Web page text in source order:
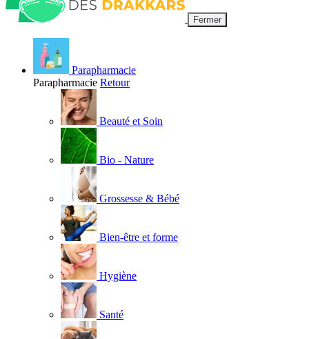
Fermer
Parapharmacie
Parapharmacie Retour
Beauté et Soin
Bio - Nature
Grossesse & Bébé
Bien-être et forme
Hygiène
Santé